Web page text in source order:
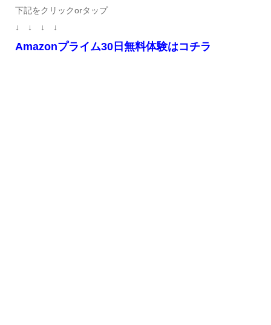
下記をクリックorタップ
↓ ↓ ↓ ↓
Amazonプライム30日無料体験はコチラ